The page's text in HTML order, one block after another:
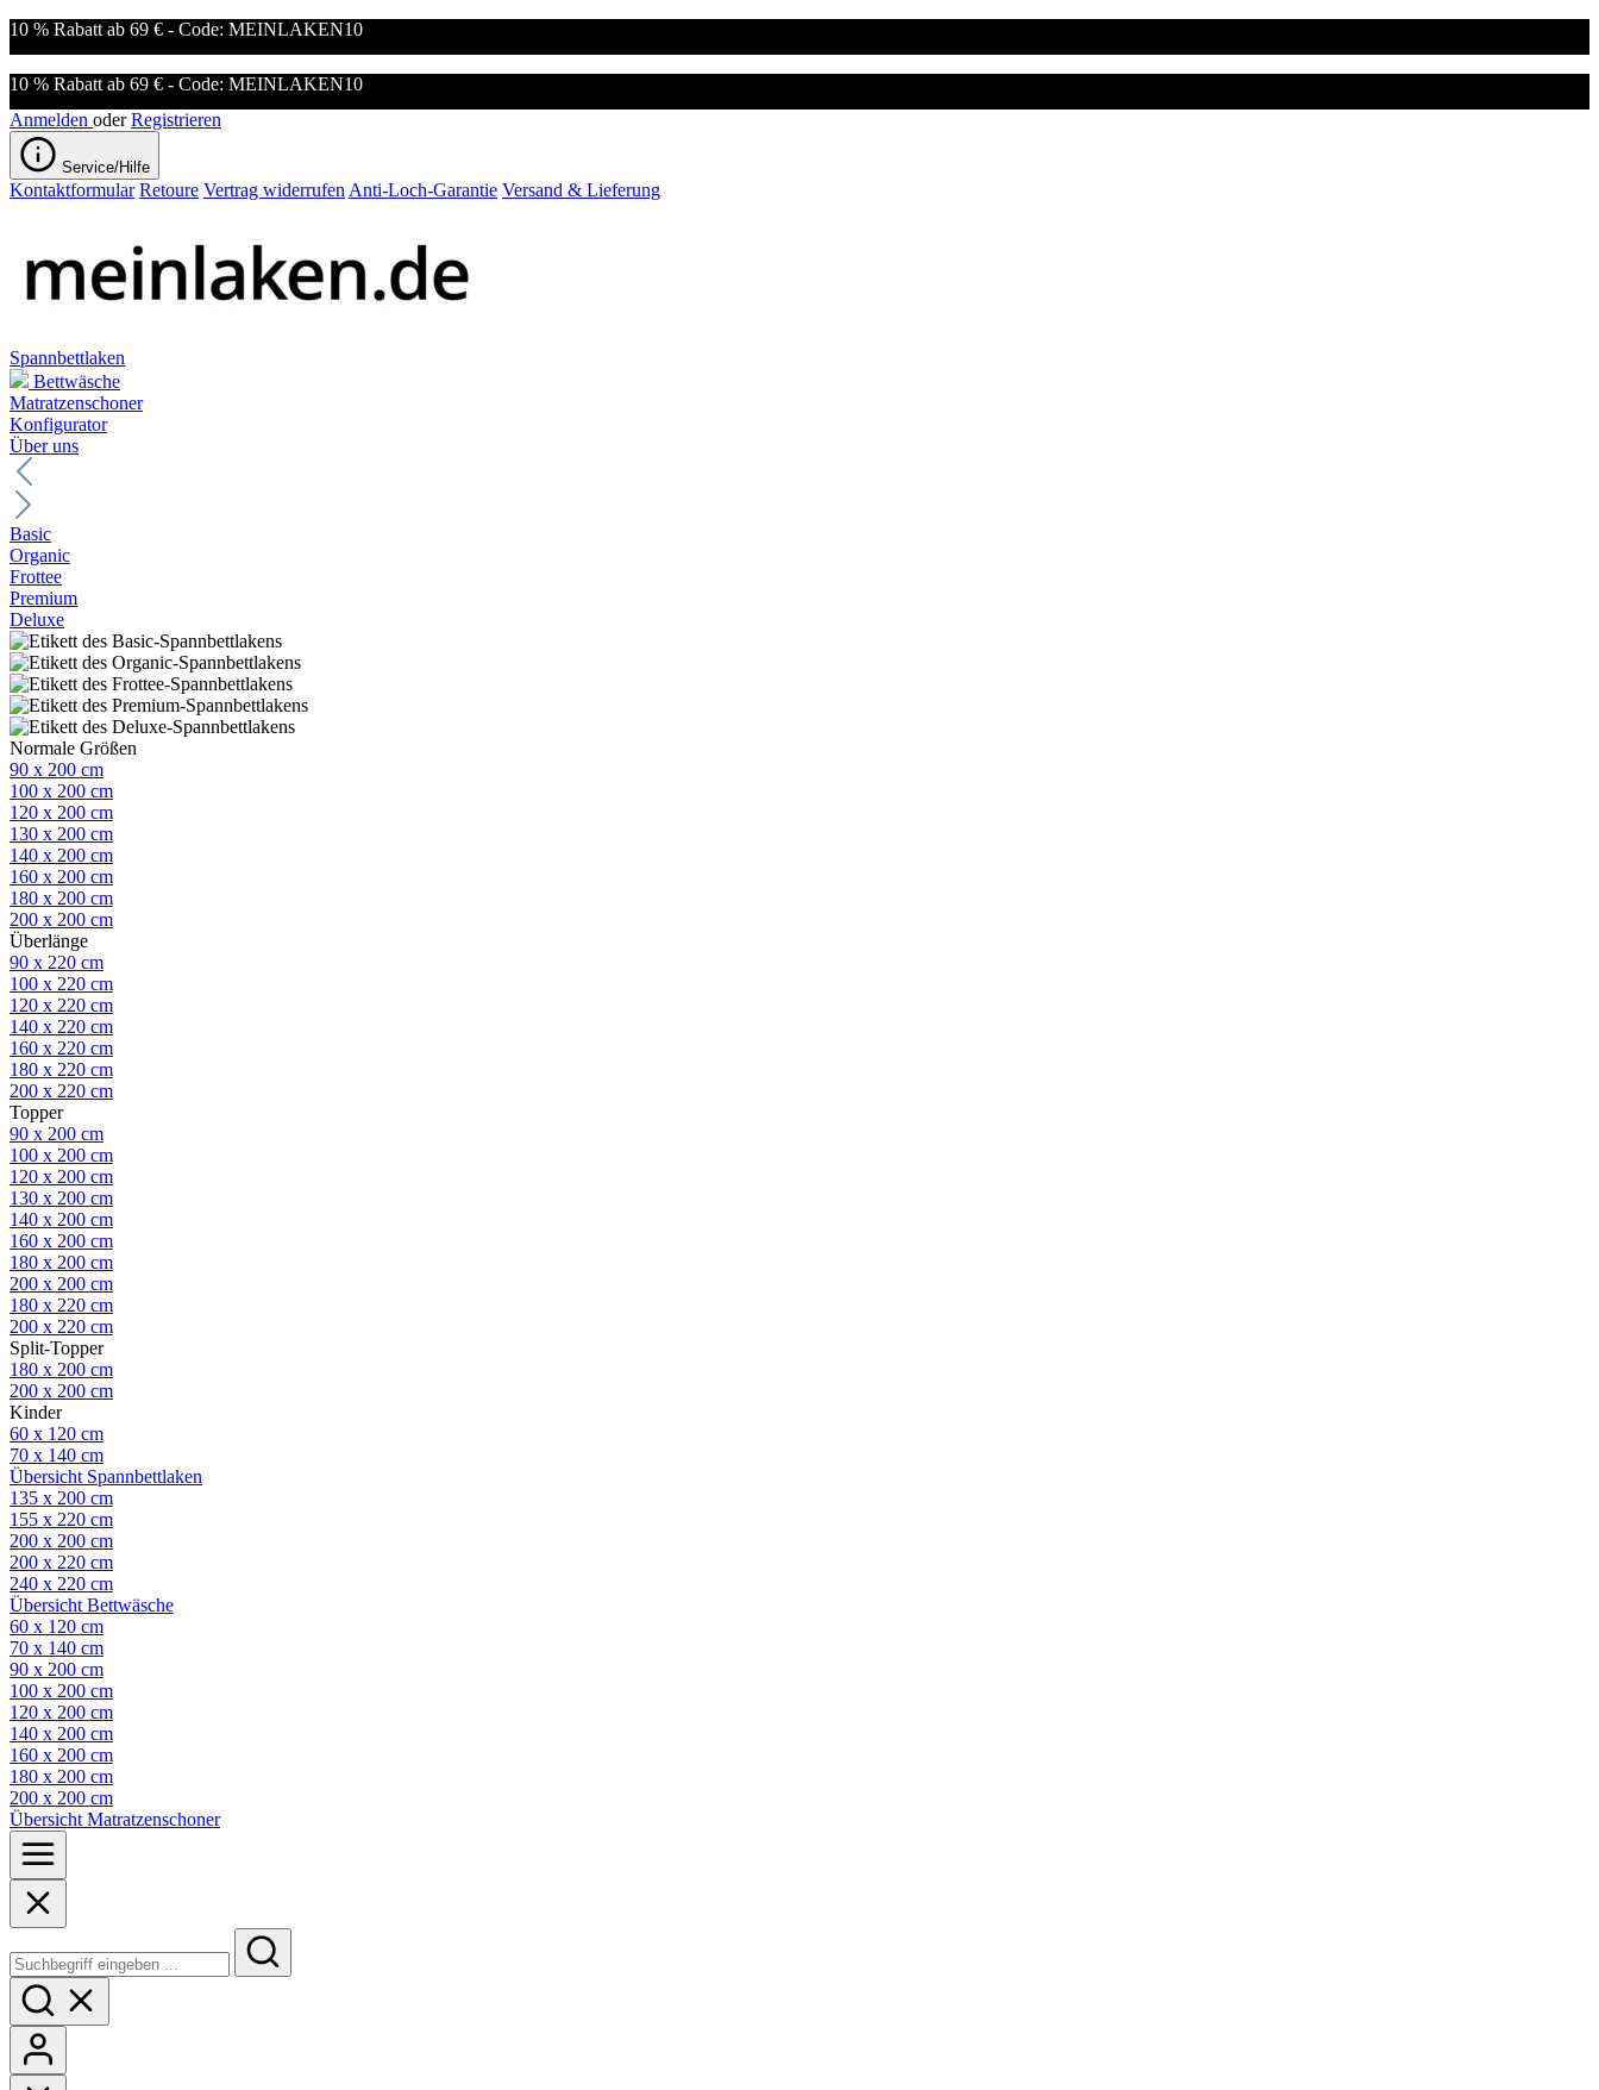
10 % Rabatt ab 69 € - Code: MEINLAKEN10
10 % Rabatt ab 69 € - Code: MEINLAKEN10
Anmelden oder Registrieren
Service/Hilfe
Kontaktformular Retoure Vertrag widerrufen Anti-Loch-Garantie Versand & Lieferung
Spannbettlaken
Bettwäsche
Matratzenschoner
Konfigurator
Über uns
Basic
Organic
Frottee
Premium
Deluxe
Normale Größen
90 x 200 cm
100 x 200 cm
120 x 200 cm
130 x 200 cm
140 x 200 cm
160 x 200 cm
180 x 200 cm
200 x 200 cm
Überlänge
90 x 220 cm
100 x 220 cm
120 x 220 cm
140 x 220 cm
160 x 220 cm
180 x 220 cm
200 x 220 cm
Topper
90 x 200 cm
100 x 200 cm
120 x 200 cm
130 x 200 cm
140 x 200 cm
160 x 200 cm
180 x 200 cm
200 x 200 cm
180 x 220 cm
200 x 220 cm
Split-Topper
180 x 200 cm
200 x 200 cm
Kinder
60 x 120 cm
70 x 140 cm
Übersicht Spannbettlaken
135 x 200 cm
155 x 220 cm
200 x 200 cm
200 x 220 cm
240 x 220 cm
Übersicht Bettwäsche
60 x 120 cm
70 x 140 cm
90 x 200 cm
100 x 200 cm
120 x 200 cm
140 x 200 cm
160 x 200 cm
180 x 200 cm
200 x 200 cm
Übersicht Matratzenschoner